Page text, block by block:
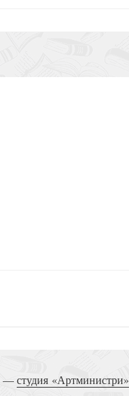
—студия «Артминистри»